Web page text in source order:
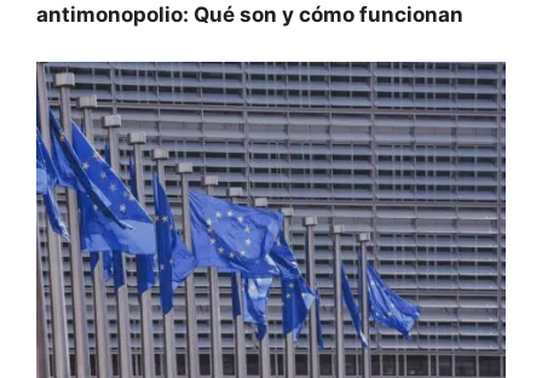
antimonopolio: Qué son y cómo funcionan